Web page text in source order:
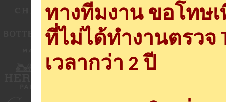
ทางทีมงาน ขอโทษ
ที่ไม่ได้ทำงานตรวจ
เวลากว่า 2 ปี